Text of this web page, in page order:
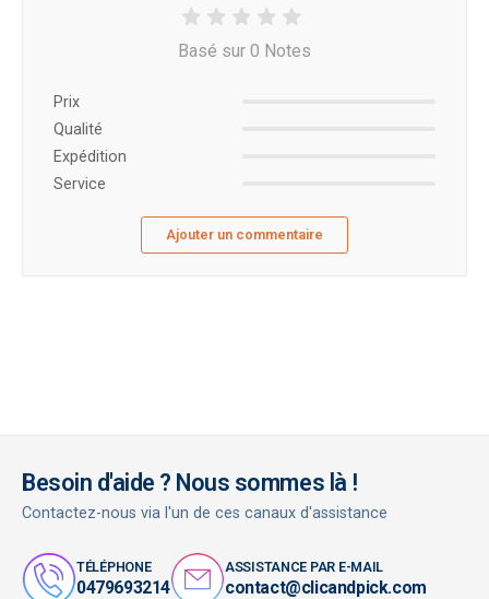
Basé sur 0 Notes
Prix ​​
Qualité
Expédition
Service
Ajouter un commentaire
Besoin d'aide ? Nous sommes là !
Contactez-nous via l'un de ces canaux d'assistance
TÉLÉPHONE
0479693214
ASSISTANCE PAR E-MAIL
contact@clicandpick.com